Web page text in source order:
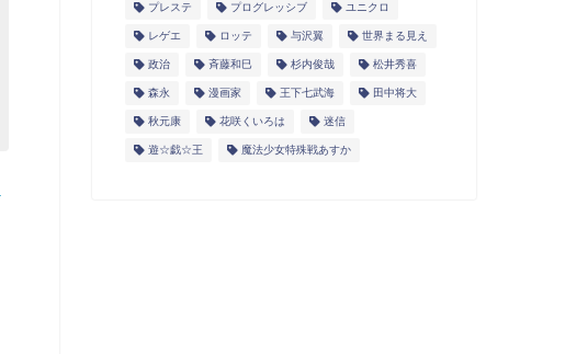
プレステ プログレッシブ ユニクロ
レゲエ ロッテ 与沢翼 世界まる見え
政治 斉藤和巳 杉内俊哉 松井秀喜
森永 漫画家 王下七武海 田中将大
秋元康 花咲くいろは 迷信
遊☆戯☆王 魔法少女特殊戦あすか